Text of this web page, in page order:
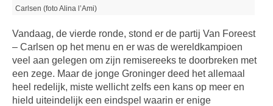
Carlsen (foto Alina l’Ami)
Vandaag, de vierde ronde, stond er de partij Van Foreest
– Carlsen op het menu en er was de wereldkampioen
veel aan gelegen om zijn remisereeks te doorbreken met
een zege. Maar de jonge Groninger deed het allemaal
heel redelijk, miste wellicht zelfs een kans op meer en
hield uiteindelijk een eindspel waarin er enige